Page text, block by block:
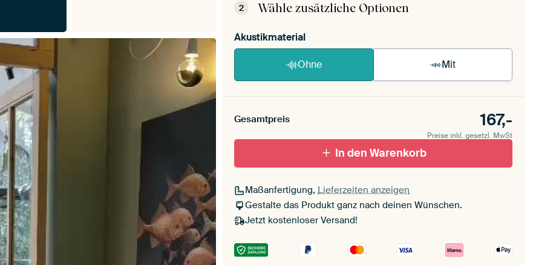
2 Wähle zusätzliche Optionen
Akustikmaterial
Ohne Mit
Gesamtpreis 167,-
Preise inkl. gesetzl. MwSt
In den Warenkorb
Maßanfertigung, Lieferzeiten anzeigen
Gestalte das Produkt ganz nach deinen Wünschen.
Jetzt kostenloser Versand!